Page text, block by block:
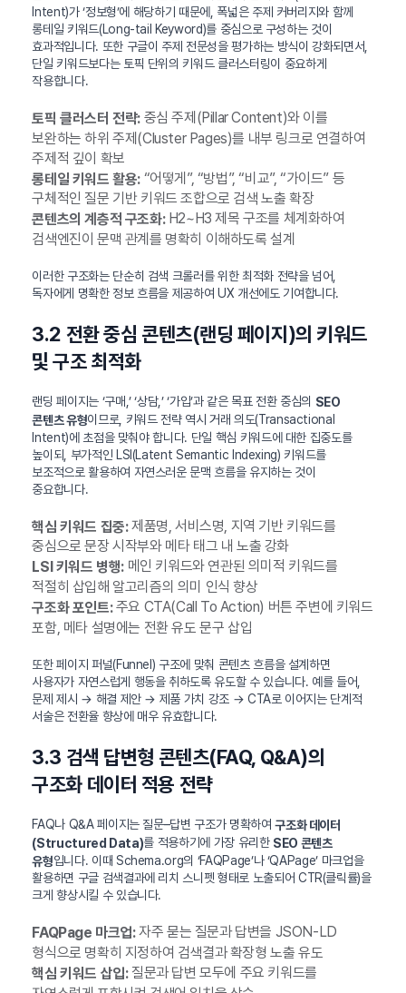
Intent)가 ‘정보형’에 해당하기 때문에, 폭넓은 주제 커버리지와 함께
롱테일 키워드(Long-tail Keyword)를 중심으로 구성하는 것이
효과적입니다. 또한 구글이 주제 전문성을 평가하는 방식이 강화되면서,
단일 키워드보다는 토픽 단위의 키워드 클러스터링이 중요하게
작용합니다.
토픽 클러스터 전략:중심 주제(Pillar Content)와 이를
보완하는 하위 주제(Cluster Pages)를 내부 링크로 연결하여
주제적 깊이 확보
롱테일 키워드 활용:“어떻게”, “방법”, “비교”, “가이드” 등
구체적인 질문 기반 키워드 조합으로 검색 노출 확장
콘텐츠의 계층적 구조화:H2~H3 제목 구조를 체계화하여
검색엔진이 문맥 관계를 명확히 이해하도록 설계
이러한 구조화는 단순히 검색 크롤러를 위한 최적화 전략을 넘어,
독자에게 명확한 정보 흐름을 제공하여 UX 개선에도 기여합니다.
3.2 전환 중심 콘텐츠(랜딩 페이지)의 키워드
및 구조 최적화
랜딩 페이지는 ‘구매,’ ‘상담,’ ‘가입’과 같은 목표 전환 중심의 SEO
콘텐츠 유형이므로, 키워드 전략 역시 거래 의도(Transactional
Intent)에 초점을 맞춰야 합니다. 단일 핵심 키워드에 대한 집중도를
높이되, 부가적인 LSI(Latent Semantic Indexing) 키워드를
보조적으로 활용하여 자연스러운 문맥 흐름을 유지하는 것이
중요합니다.
핵심 키워드 집중:제품명, 서비스명, 지역 기반 키워드를
중심으로 문장 시작부와 메타 태그 내 노출 강화
LSI 키워드 병행:메인 키워드와 연관된 의미적 키워드를
적절히 삽입해 알고리즘의 의미 인식 향상
구조화 포인트:주요 CTA(Call To Action) 버튼 주변에 키워드
포함, 메타 설명에는 전환 유도 문구 삽입
또한 페이지 퍼널(Funnel) 구조에 맞춰 콘텐츠 흐름을 설계하면
사용자가 자연스럽게 행동을 취하도록 유도할 수 있습니다. 예를 들어,
문제 제시 → 해결 제안 → 제품 가치 강조 → CTA로 이어지는 단계적
서술은 전환율 향상에 매우 유효합니다.
3.3 검색 답변형 콘텐츠(FAQ, Q&A)의
구조화 데이터 적용 전략
FAQ나 Q&A 페이지는 질문–답변 구조가 명확하여구조화 데이터
(Structured Data)를 적용하기에 가장 유리한 SEO 콘텐츠
유형입니다. 이때 Schema.org의 ‘FAQPage’나 ‘QAPage’ 마크업을
활용하면 구글 검색결과에 리치 스니펫 형태로 노출되어 CTR(클릭률)을
크게 향상시킬 수 있습니다.
FAQPage 마크업:자주 묻는 질문과 답변을 JSON-LD
형식으로 명확히 지정하여 검색결과 확장형 노출 유도
핵심 키워드 삽입:질문과 답변 모두에 주요 키워드를